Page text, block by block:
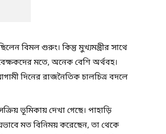
বিমল গুরুং। কিন্তু মুখ্যমন্ত্রীর সাথে
মতে, অনেক বেশি অর্থবহ।
দিনের রাজনৈতিক চালচিত্র বদলে
ভূমিকায় দেখা গেছে। পাহাড়ি
মত বিনিময় করেছেন, তা থেকে